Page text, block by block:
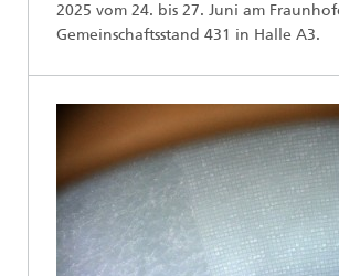
2025 vom 24. bis 27. Juni am
Gemeinschaftsstand 431 in Halle A3.